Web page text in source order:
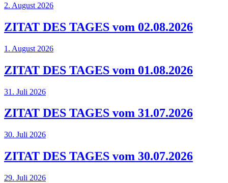
2. August 2026
ZITAT DES TAGES vom 02.08.2026
1. August 2026
ZITAT DES TAGES vom 01.08.2026
31. Juli 2026
ZITAT DES TAGES vom 31.07.2026
30. Juli 2026
ZITAT DES TAGES vom 30.07.2026
29. Juli 2026